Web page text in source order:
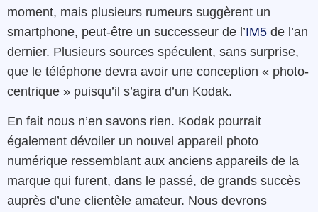
moment, mais plusieurs rumeurs suggèrent un
smartphone, peut-être un successeur de l’IM5 de l’an
dernier. Plusieurs sources spéculent, sans surprise,
que le téléphone devra avoir une conception « photo-
centrique » puisqu’il s’agira d’un Kodak.
En fait nous n’en savons rien. Kodak pourrait
également dévoiler un nouvel appareil photo
numérique ressemblant aux anciens appareils de la
marque qui furent, dans le passé, de grands succès
auprès d’une clientèle amateur. Nous devrons